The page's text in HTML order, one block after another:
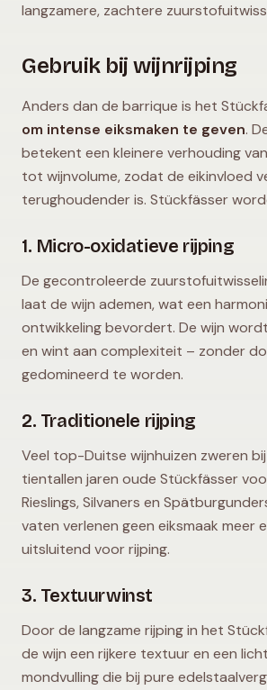
langzamere, zachtere
Gebruik bij wijnrijping
Anders dan de barrique is het
om intense eiksmaken te geven.
betekent een kleinere verhouding
tot wijnvolume, zodat de eikinvloed
terughoudender is. Stückfässer
1. Micro-oxidatieve rijping
De gecontroleerde
laat de wijn ademen, wat een
ontwikkeling bevordert. De wijn
en wint aan complexiteit – zonder
gedomineerd te worden.
2. Traditionele rijping
Veel top-Duitse wijnhuizen zweren
tientallen jaren oude Stückfässer
Rieslings, Silvaners en
vaten verlenen geen eiksmaak meer
uitsluitend voor rijping.
3. Textuurwinst
Door de langzame rijping in het
de wijn een rijkere textuur en een
mondvulling die bij pure